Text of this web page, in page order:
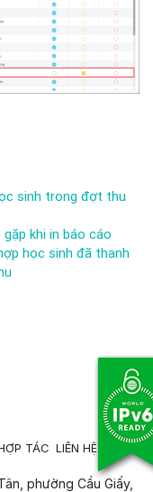
sinh trong đợt thu
khi in báo cáo
học sinh đã thanh
TÁC LIÊN HỆ
phường Cầu Giấy,